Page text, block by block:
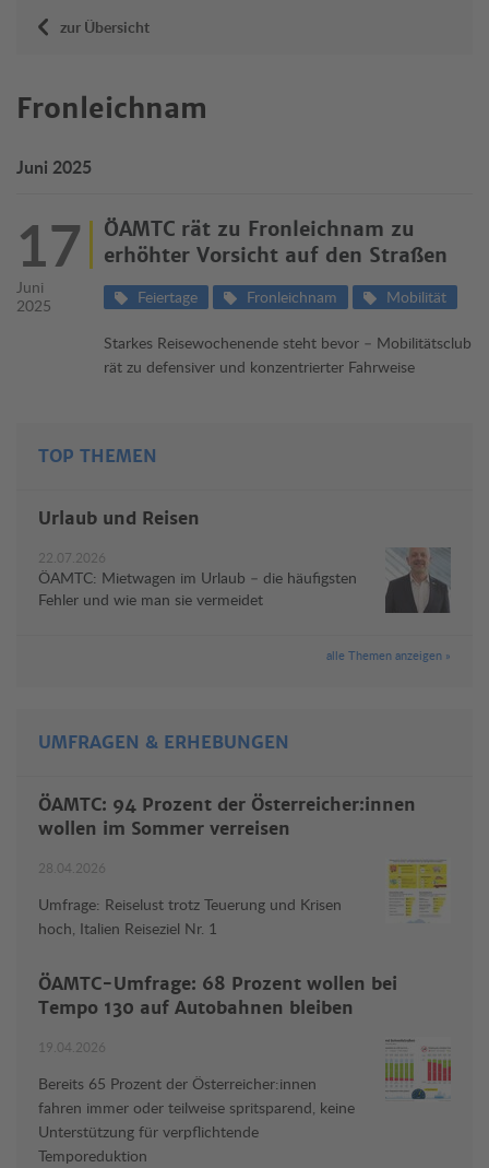
zur Übersicht
Fronleichnam
Juni 2025
17
Juni
2025
ÖAMTC rät zu Fronleichnam zu
erhöhter Vorsicht auf den Straßen
Feiertage Fronleichnam Mobilität
Starkes Reisewochenende steht bevor – Mobilitätsclub
rät zu defensiver und konzentrierter Fahrweise
TOP THEMEN
Urlaub und Reisen
22.07.2026
ÖAMTC: Mietwagen im Urlaub – die häufigsten
Fehler und wie man sie vermeidet
alle Themen anzeigen »
UMFRAGEN & ERHEBUNGEN
ÖAMTC: 94 Prozent der Österreicher:innen
wollen im Sommer verreisen
28.04.2026
Umfrage: Reiselust trotz Teuerung und Krisen
hoch, Italien Reiseziel Nr. 1
ÖAMTC-Umfrage: 68 Prozent wollen bei
Tempo 130 auf Autobahnen bleiben
19.04.2026
Bereits 65 Prozent der Österreicher:innen
fahren immer oder teilweise spritsparend, keine
Unterstützung für verpflichtende
Temporeduktion